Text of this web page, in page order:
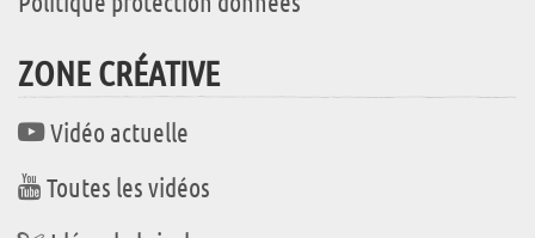
ZONE CRÉATIVE
Vidéo actuelle
Toutes les vidéos